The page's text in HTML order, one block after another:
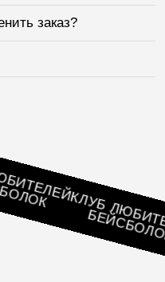
заказ?
КЛУБ
БЕЙСБОЛОК